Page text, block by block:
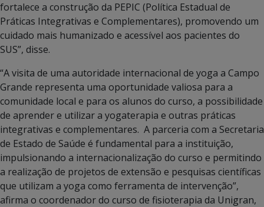
fortalece a construção da PEPIC (Política Estadual de
Práticas Integrativas e Complementares), promovendo um
cuidado mais humanizado e acessível aos pacientes do
SUS”, disse.
“A visita de uma autoridade internacional de yoga a Campo
Grande representa uma oportunidade valiosa para a
comunidade local e para os alunos do curso, a possibilidade
de aprender e utilizar a yogaterapia e outras práticas
integrativas e complementares. A parceria com a Secretaria
de Estado de Saúde é fundamental para a instituição,
impulsionando a internacionalização do curso e permitindo
a realização de projetos de extensão e pesquisas científicas
que utilizam a yoga como ferramenta de intervenção”,
afirma o coordenador do curso de fisioterapia da Unigran,